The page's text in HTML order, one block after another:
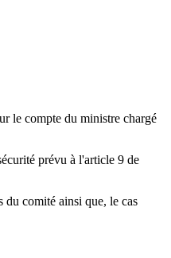
le compte du ministre chargé
prévu à l'article 9 de
du comité ainsi que, le cas